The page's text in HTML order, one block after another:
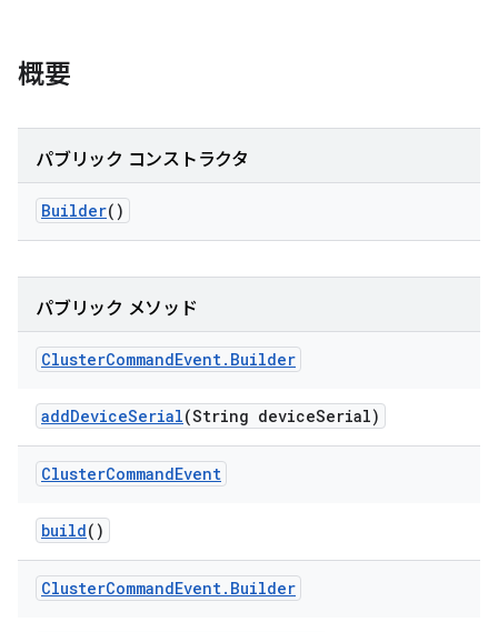
概要
パブリック コンストラクタ
Builder()
パブリック メソッド
ClusterCommandEvent. Builder
addDeviceSerial(String deviceSerial)
ClusterCommandEvent
build()
ClusterCommandEvent. Builder